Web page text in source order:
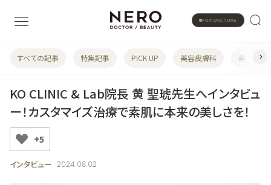
FOR DOCTORS
すべての記事 特集記事 PICK UP 美容皮膚科 美容婦人
KO CLINIC & Lab院長 黄 聖琥先生へインタビュ
ー！カスタマイズ治療で素肌に本来の美しさを！
+5
インタビュー 2024.08.02